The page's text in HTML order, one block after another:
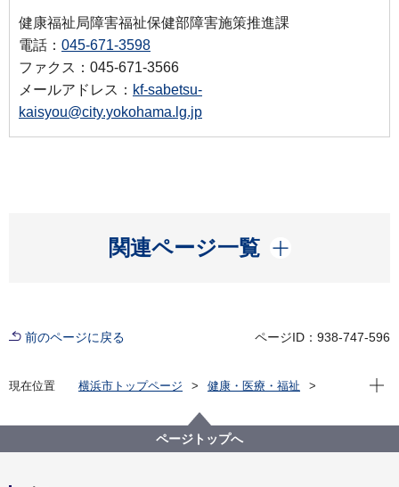
健康福祉局障害福祉保健部障害施策推進課
電話： 045-671-3598
ファクス：045-671-3566
メールアドレス： kf-sabetsu-
kaisyou@city.yokohama.lg.jp
関連ページ一覧
開く
前のページに戻る ページID：938-747-596
現在位置 横浜市トップページ
健康・医療・福祉
障害者差別解消法への対応
視覚障害
（障害者差別事例1）視覚障害 勤務先等
現在
ページトップへ